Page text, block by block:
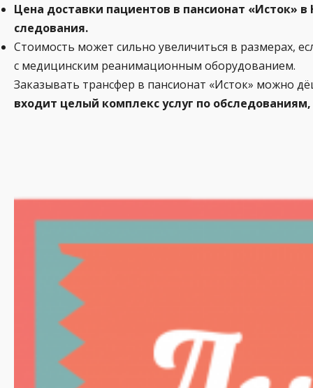
Цена доставки пациентов в пансионат «Исток»
следования.
Стоимость может сильно увеличиться в размерах,
с медицинским реанимационным оборудованием.
Заказывать трансфер в пансионат «Исток» можно
входит целый комплекс услуг по